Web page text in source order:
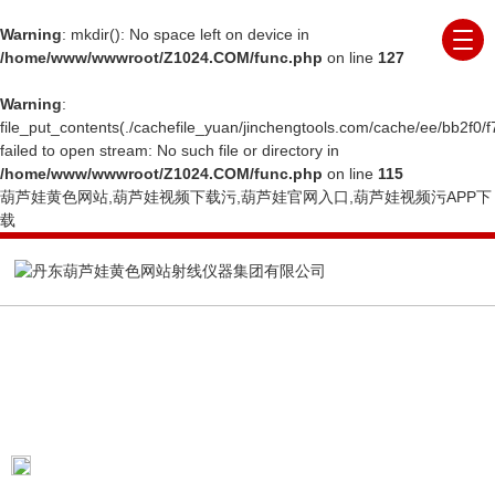
Warning: mkdir(): No space left on device in
/home/www/wwwroot/Z1024.COM/func.php on line 127
Warning:
file_put_contents(./cachefile_yuan/jinchengtools.com/cache/ee/bb2f0/
failed to open stream: No such file or directory in
/home/www/wwwroot/Z1024.COM/func.php on line 115
葫芦娃黄色网站,葫芦娃视频下载污,葫芦娃官网入口,葫芦娃视频污APP下
载